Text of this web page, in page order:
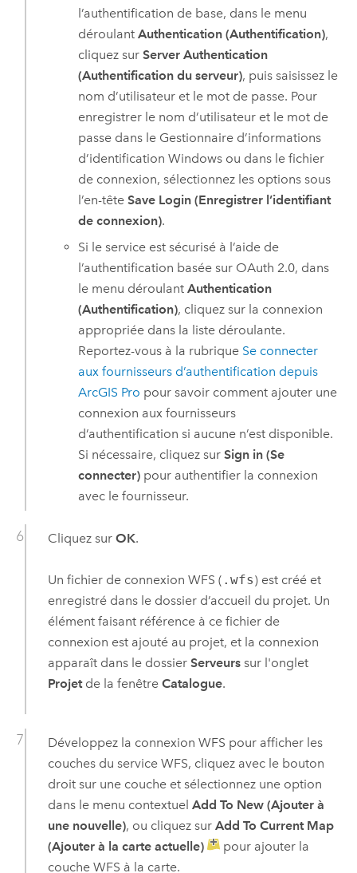
l’authentification de base, dans le menu
déroulantAuthentication (Authentification),
cliquez surServer Authentication
(Authentification du serveur), puis saisissez le
nom d’utilisateur et le mot de passe. Pour
enregistrer le nom d’utilisateur et le mot de
passe dans le Gestionnaire d’informations
d’identificationWindows ou dans le fichier
de connexion, sélectionnez les options sous
l’en-têteSave Login (Enregistrer l’identifiant
de connexion).
Si le service est sécurisé à l’aide de
l’authentification basée sur OAuth 2.0, dans
le menu déroulantAuthentication
(Authentification), cliquez sur la connexion
appropriée dans la liste déroulante.
Reportez-vous à la rubrique Se connecter
aux fournisseurs d’authentification depuis
ArcGIS Pro pour savoir comment ajouter une
connexion aux fournisseurs
d’authentification si aucune n’est disponible.
Si nécessaire, cliquez surSign in (Se
connecter) pour authentifier la connexion
avec le fournisseur.
Cliquez sur OK.
Un fichier de connexion WFS ( .wfs) est créé et
enregistré dans le dossier d’accueil du projet. Un
élément faisant référence à ce fichier de
connexion est ajouté au projet, et la connexion
apparaît dans le dossier Serveurssur l'onglet
Projetde la fenêtre Catalogue.
Développez la connexion WFS pour afficher les
couches du service WFS, cliquez avec le bouton
droit sur une couche et sélectionnez une option
dans le menu contextuel Add To New (Ajouter à
une nouvelle), ou cliquez sur Add To Current Map
(Ajouter à la carte actuelle)
pour ajouter la
couche WFS à la carte.